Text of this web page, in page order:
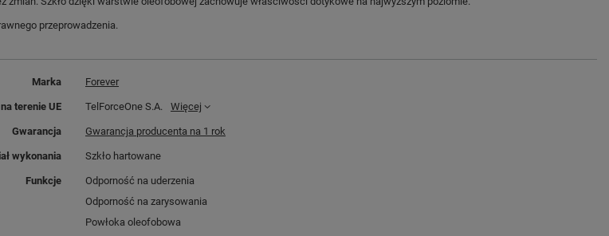
przeprowadzenia.
Marka Forever
terenie UE TelForceOne S.A. Więcej
Gwarancja Gwarancja producenta na 1 rok
wykonania Szkło hartowane
Funkcje
Odporność na uderzenia
Odporność na zarysowania
Powłoka oleofobowa